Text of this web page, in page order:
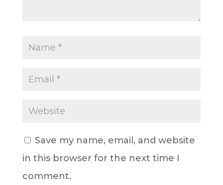
Save my name, email, and website
in this browser for the next time I
comment.